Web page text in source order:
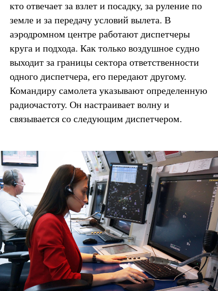
кто отвечает за взлет и посадку, за руление по
земле и за передачу условий вылета. В
аэродромном центре работают диспетчеры
круга и подхода. Как только воздушное судно
выходит за границы сектора ответственности
одного диспетчера, его передают другому.
Командиру самолета указывают определенную
радиочастоту. Он настраивает волну и
связывается со следующим диспетчером.